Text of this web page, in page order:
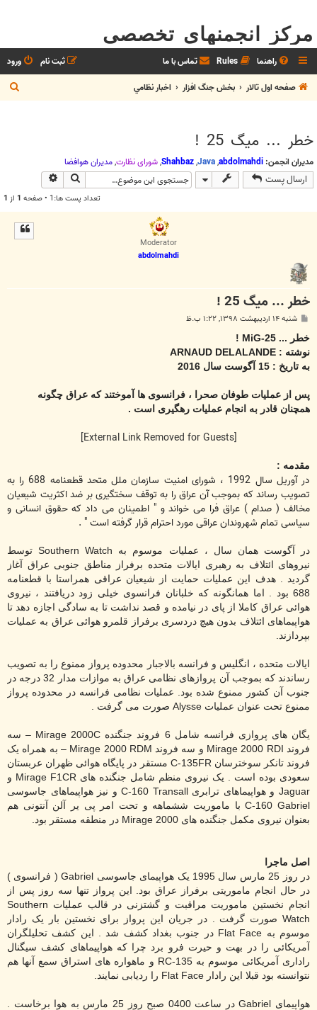
مرکز انجمنهای تخصصی
راهنما Rules تماس با ما ورود
ثبت نام
صفحه اول تالار
بخش جنگ افزار اخبار نظامي
س
خطر ... میگ 25 !
مدیران انجمن: abdolmahdi
,
Java
,
Shahbaz
,شوراي نظارت,مديران هوافضا
ارسال پست جستجو
تعداد پست ها:1 • صفحه 1 از 1
Moderator
abdolmahdi
خطر ... میگ 25 !
ت
شنبه ۱۴ اردیبهشت ۱۳۹۸, ۱:۲۲ ب.ظ
خطر ... MiG-25
!
نوشته : ARNAUD DELALANDE
به تاریخ : 15 آگوست سال 2016
پس از عملیات طوفان صحرا ، فرانسوی ها
آموختند که عراق چگونه
همچنان قادر به انجام عملیات رهگیری است .
[External Link Removed for Guests]
مقدمه :
در آوریل سال 1992 ، شورای امنیت سازمان ملل متحد قطعنامه 688 را به
تصویب رساند که بموجب آن عراق را به توقف سختگیری بر ضد اکثریت شیعیان
مخالف ( صدام ) عراق فرا می خواند و " اطمینان می داد که حقوق انسانی و
سیاسی تمام شهروندان عراقی مورد احترام قرار گرفته است " .
در آگوست همان سال ، عملیات موسوم به Southern Watchتوسط
نیروهای ائتلاف به رهبری ایالات متحده برفراز مناطق جنوبی عراق آغاز
گردید . هدف این عملیات حمایت از شیعیان عراقی همراستا با قطعنامه
688 بود . اما همانگونه که خلبانان فرانسوی خیلی زود دریافتند ، نیروی
هوائی عراق کاملا از پای در نیامده و قصد نداشت تا به سادگی اجازه دهد تا
هواپیماهای ائتلاف بدون هیچ دردسری برفراز قلمرو هوائی عراق به عملیات
بپردازند.
ایالات متحده ، انگلیس و فرانسه بالاجبار محدوده پرواز ممنوع را به تصویب
رساندند که بموجب آن پروازهای نظامی عراق به موازات مدار 32 درجه در
جنوب آن کشور ممنوع شده بود. عملیات نظامی فرانسه در محدوده پرواز
ممنوع تحت عنوان عملیات Alysse صورت می گرفت .
یگان های پروازی فرانسه شامل 6 فروند جنگنده Mirage 2000C – سه
فروند Mirage 2000 RDI و سه فروند Mirage 2000 RDM – به همراه یک
فروند تانکر سوخترسان C-135FR مستقر در پایگاه هوائی ظهران عربستان
سعودی بوده است . یک نیروی منظم شامل جنگنده های Mirage F1CR و
Jaguarو هواپیماهای ترابریC-160 Transallو نیز هواپیماهای جاسوسی
C-160 Gabrielبا ماموریت ششماهه و تحت امر پی یر آلن آنتونی هم
بعنوان نیروی مکمل جنگنده های Mirage 2000 در منطقه مستقر بود.
اصل ماجرا
در روز 25 مارس سال 1995 یک هواپیمای جاسوسی
Gabriel ( فرانسوی )
در حال انجام ماموریتی برفراز عراق بود. این پرواز تنها سه روز پس از
انجام نخستین ماموریت مراقبت و گشتزنی در قالب عملیات Southern
Watch صورت گرفت . در جریان این پرواز برای نخستین بار یک رادار
موسوم به Flat Face در جنوب بغداد کشف شد . این کشف تحلیلگران
آمریکائی را در بهت و حیرت فرو برد چرا که هواپیماهای کشف سیگنال
راداری آمریکائی موسوم بهRC-135 و ماهواره های استراق سمع آنها هم
نتوانسته بود قبلا این رادار Flat Face را ردیابی نمایند.
هواپیمای Gabriel
در ساعت 0400 صبح روز 25 مارس به هوا برخاست .